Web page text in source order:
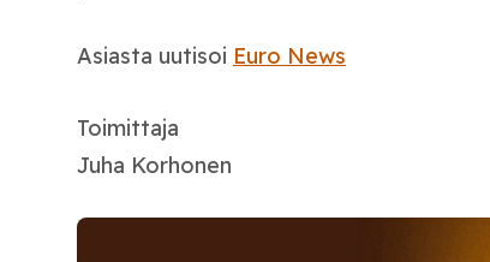
Asiasta uutisoi Euro News
Toimittaja
Juha Korhonen